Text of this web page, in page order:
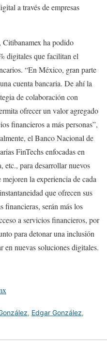
a través de empresas
ha podido
digitales que facilitan el
“En México, gran parte
cuenta bancaria. De ahí la
de colaboración con
ofrecer un valor agregado
financieros a más personas”,
el Banco Nacional de
FinTechs enfocadas en
etc., para desarrollar nuevos
la experiencia de cada
que ofrecen sus
financieras, serán más los
a servicios financieros, por
para detonar una inclusión
nuevas soluciones digitales.
, Edgar González,